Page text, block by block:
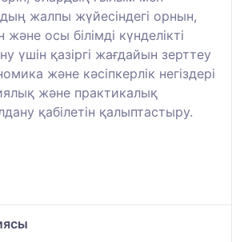
жалпы жүйесіндегі орнын,
осы білімді күнделікті
үшін қазіргі жағдайын зерттеу
және кәсіпкерлік негіздері
және практикалық
қабілетін қалыптастыру.